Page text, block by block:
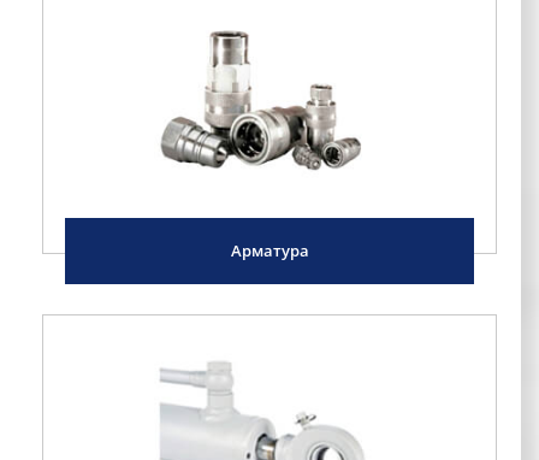
Aрматура